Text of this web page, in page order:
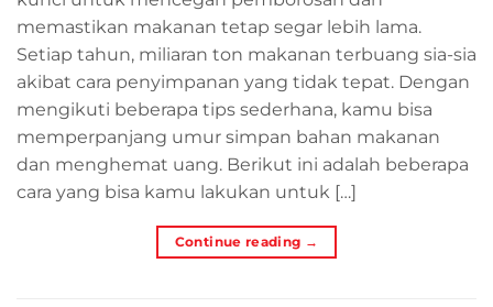
memastikan makanan tetap segar lebih lama.
Setiap tahun, miliaran ton makanan terbuang sia-sia
akibat cara penyimpanan yang tidak tepat. Dengan
mengikuti beberapa tips sederhana, kamu bisa
memperpanjang umur simpan bahan makanan
dan menghemat uang. Berikut ini adalah beberapa
cara yang bisa kamu lakukan untuk […]
Continue reading →